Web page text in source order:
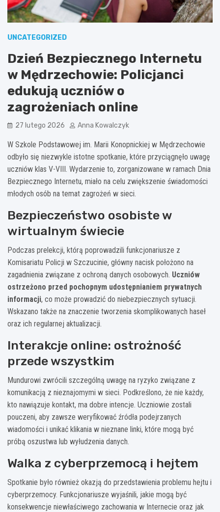
UNCATEGORIZED
Dzień Bezpiecznego Internetu
w Mędrzechowie: Policjanci
edukują uczniów o
zagrożeniach online
27 lutego 2026 Anna Kowalczyk
W Szkole Podstawowej im. Marii Konopnickiej w Mędrzechowie
odbyło się niezwykle istotne spotkanie, które przyciągnęło uwagę
uczniów klas V-VIII. Wydarzenie to, zorganizowane w ramach Dnia
Bezpiecznego Internetu, miało na celu zwiększenie świadomości
młodych osób na temat zagrożeń w sieci.
Bezpieczeństwo osobiste w
wirtualnym świecie
Podczas prelekcji, którą poprowadzili funkcjonariusze z
Komisariatu Policji w Szczucinie, główny nacisk położono na
zagadnienia związane z ochroną danych osobowych. Uczniów
ostrzeżono przed pochopnym udostępnianiem prywatnych
informacji, co może prowadzić do niebezpiecznych sytuacji.
Wskazano także na znaczenie tworzenia skomplikowanych haseł
oraz ich regularnej aktualizacji.
Interakcje online: ostrożność
przede wszystkim
Mundurowi zwrócili szczególną uwagę na ryzyko związane z
komunikacją z nieznajomymi w sieci. Podkreślono, że nie każdy,
kto nawiązuje kontakt, ma dobre intencje. Uczniowie zostali
pouczeni, aby zawsze weryfikować źródła podejrzanych
wiadomości i unikać klikania w nieznane linki, które mogą być
próbą oszustwa lub wyłudzenia danych.
Walka z cyberprzemocą i hejtem
Spotkanie było również okazją do przedstawienia problemu hejtu i
cyberprzemocy. Funkcjonariusze wyjaśnili, jakie mogą być
konsekwencje niewłaściwego zachowania w Internecie oraz jak